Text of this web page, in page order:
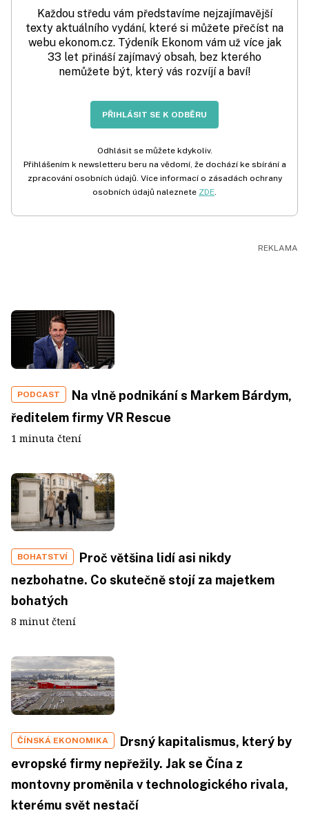
Každou středu vám představíme nejzajímavější
texty aktuálního vydání, které si můžete přečíst na
webu ekonom.cz. Týdeník Ekonom vám už více jak
33 let přináší zajímavý obsah, bez kterého
nemůžete být, který vás rozvíjí a baví!
PŘIHLÁSIT SE K ODBĚRU
Odhlásit se můžete kdykoliv.
Přihlášením k newsletteru beru na vědomí, že dochází ke sbírání a
zpracování osobních údajů. Více informací o zásadách ochrany
osobních údajů naleznete ZDE.
PODCAST
Na vlně podnikání s Markem Bárdym,
ředitelem firmy VR Rescue
1 minuta čtení
BOHATSTVÍ
Proč většina lidí asi nikdy
nezbohatne. Co skutečně stojí za majetkem
bohatých
8 minut čtení
ČÍNSKÁ EKONOMIKA
Drsný kapitalismus, který by
evropské firmy nepřežily. Jak se Čína z
montovny proměnila v technologického rivala,
kterému svět nestačí